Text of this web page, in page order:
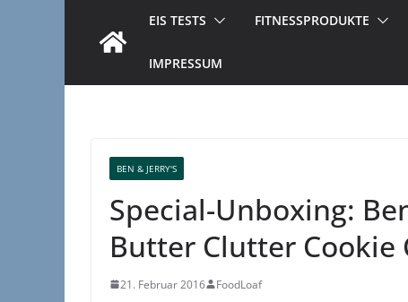
EIS TESTS FITNESSPRODUKTE
IMPRESSUM
BEN & JERRY'S
Special-Unboxing:
Butter Clutter Cookie
21. Februar 2016 FoodLoaf